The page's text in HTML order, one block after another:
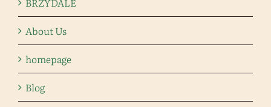
About Us
homepage
Blog